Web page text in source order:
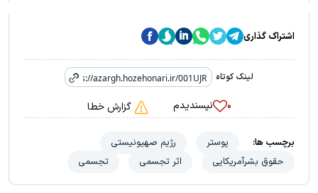
اشتراک گذاری
لینک کوتاه
۰ نپسندیدم گزارش خطا
برچسب ها: پوستر
رژیم صهیونیستی
حقوق بشرآمریکایی
اثر تجسمی تجسمی